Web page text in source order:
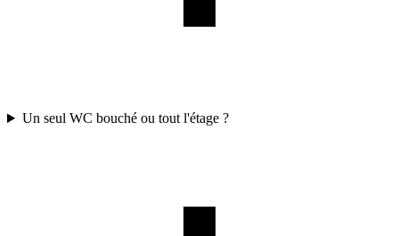
Un seul WC bouché ou tout l'étage ?